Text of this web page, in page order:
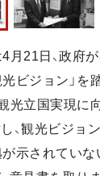
月21日、政府
ビジョン」を
光立国実現に
、観光ビジョ
示されてい